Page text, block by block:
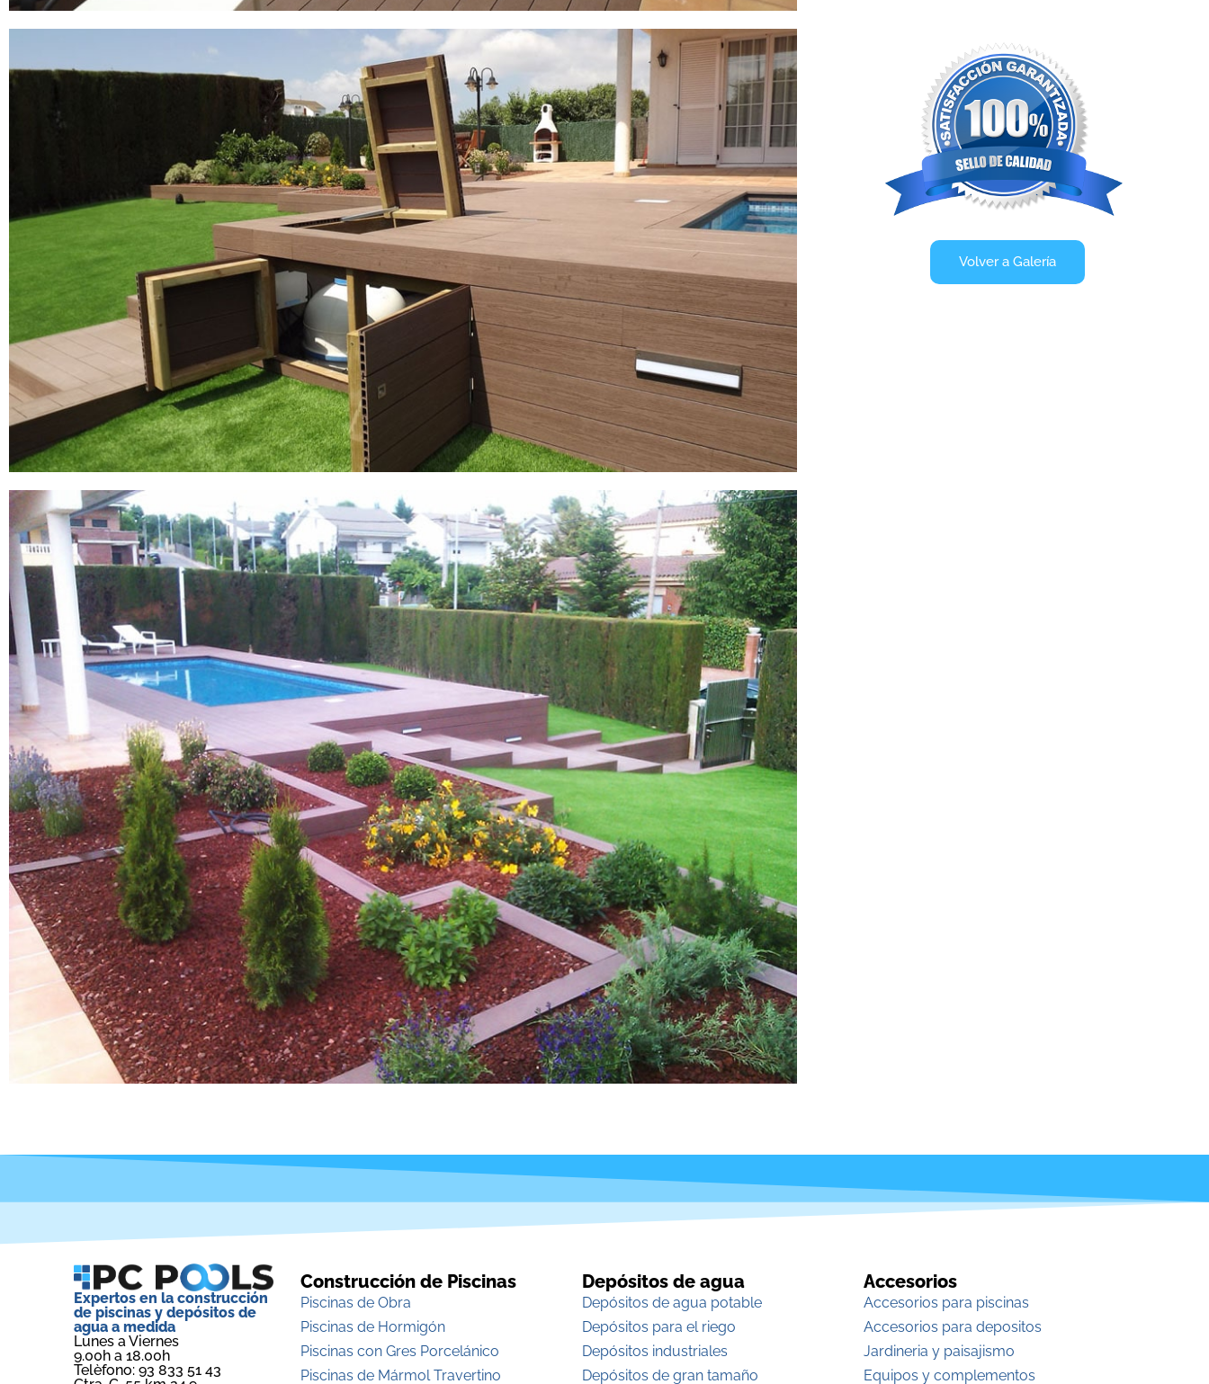
Volver a Galería
Expertos en la construcción
de piscinas y depósitos de
agua a medida
Lunes a Viernes
9.00h a 18.00h
Telèfono: 93 833 51 43
Construcción de Piscinas
Piscinas de Obra
Piscinas de Hormigón
Piscinas con Gres Porcelánico
Piscinas de Mármol Travertino
Depósitos de agua
Depósitos de agua potable
Depósitos para el riego
Depósitos industriales
Depósitos de gran tamaño
Accesorios
Accesorios para piscinas
Accesorios para depositos
Jardineria y paisajismo
Equipos y complementos